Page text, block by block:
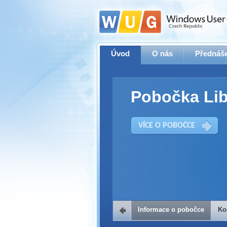
Úvod O nás
Pobočka
VÍCE O POBOČCE
Kontakt na
Informace o pobočce